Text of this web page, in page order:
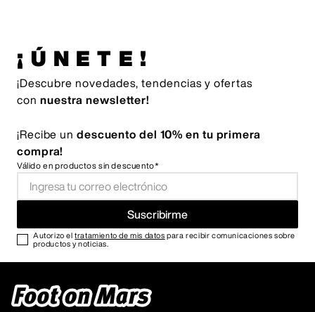
¡ÚNETE!
¡Descubre novedades, tendencias y ofertas
con nuestra newsletter!
¡Recibe un descuento del 10% en tu primera
compra!
Válido en productos sin descuento*
Suscribirme
Autorizo eltratamiento de mis datos para recibir comunicaciones sobre
productos y noticias.